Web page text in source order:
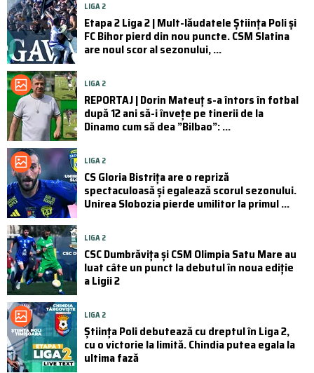
LIGA 2
Etapa 2 Liga 2 | Mult-lăudatele Știința Poli și
FC Bihor pierd din nou puncte. CSM Slatina
are noul scor al sezonului, ...
LIGA 2
REPORTAJ | Dorin Mateuț s-a întors în fotbal
după 12 ani să-i învețe pe tinerii de la
Dinamo cum să dea ”Bilbao”: ...
LIGA 2
CS Gloria Bistrița are o repriză
spectaculoasă și egalează scorul sezonului.
Unirea Slobozia pierde umilitor la primul ...
LIGA 2
CSC Dumbrăvița și CSM Olimpia Satu Mare au
luat câte un punct la debutul în noua ediție
a Ligii 2
LIGA 2
Știința Poli debutează cu dreptul în Liga 2,
cu o victorie la limită. Chindia putea egala la
ultima fază